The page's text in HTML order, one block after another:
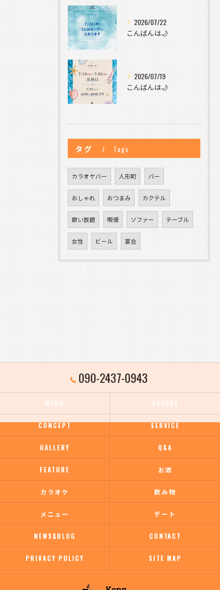
2026/07/22
こんばんは🌙
2026/07/19
こんばんは🌙
タグ Tags
カラオケバー 人形町 バー
おしゃれ おつまみ カクテル
歌い放題 喫煙 ソファー テーブル
女性 ビール 宴会
090-2437-0943
MENU ACCESS
CONCEPT SERVICE
GALLERY Q&A
FEATURE お酒
カラオケ 飲み物
メニュー デート
NEWS&BLOG CONTACT
PRIVACY POLICY SITE MAP